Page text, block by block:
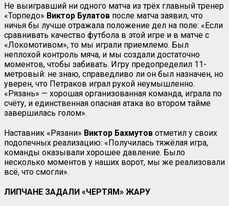
Не выигравший ни одного матча из трёх главный тренер
«Торпедо» Виктор Булатов после матча заявил, что
ничья бы лучше отражала положение дел на поле: «Если
сравнивать качество футбола в этой игре и в матче с
«Локомотивом», то мы играли приемлемо. Был
неплохой контроль мяча, и мы создали достаточно
моментов, чтобы забивать. Игру предопределил 11-
метровый: не знаю, справедливо ли он был назначен, но
уверен, что Петраков играл рукой неумышленно.
«Рязань» — хорошая организованная команда, играла по
счёту, и единственная опасная атака во втором тайме
завершилась голом».
Наставник «Рязани» Виктор Бахмутов отметил у своих
подопечных реализацию: «Получилась тяжёлая игра,
команды оказывали хорошее давление. Было
несколько моментов у наших ворот, мы же реализовали
всё, что смогли».
ЛИПЧАНЕ ЗАДАЛИ «ЧЕРТЯМ» ЖАРУ